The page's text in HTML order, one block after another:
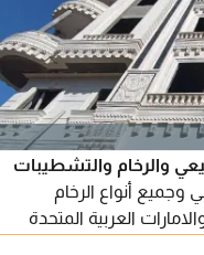
والرخام والتشطيبات
أنواع الرخام
العربية المتحدة